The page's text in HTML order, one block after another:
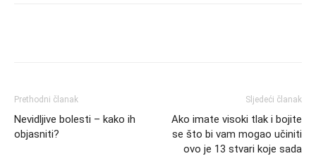
Prethodni članak
Nevidljive bolesti – kako ih
objasniti?
Sljedeći članak
Ako imate visoki tlak i bojite
se što bi vam mogao učiniti
ovo je 13 stvari koje sada